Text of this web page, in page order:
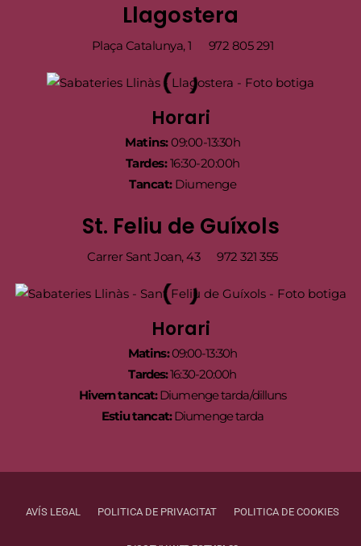
Llagostera
Plaça Catalunya, 1 972 805 291
Horari
Matins:09:00-13:30h
Tardes:16:30-20:00h
Tancat:Diumenge
St. Feliu de Guíxols
Carrer Sant Joan, 43 972 321 355
Horari
Matins:09:00-13:30h
Tardes:16:30-20:00h
Hivern tancat:Diumenge tarda/dilluns
Estiu tancat:Diumenge tarda
AVÍS LEGAL POLITICA DE PRIVACITAT POLITICA DE COOKIES